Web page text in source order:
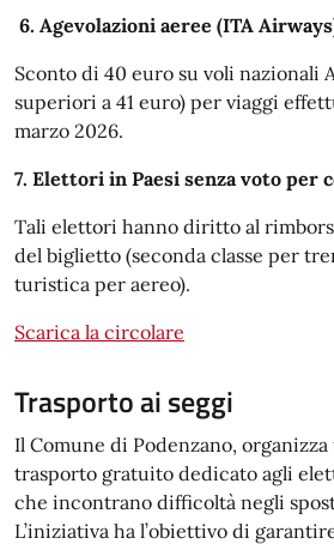
6. Agevolazioni aeree (ITA
Sconto di 40 euro su voli nazionali
superiori a 41 euro) per viaggi
marzo 2026.
7. Elettori in Paesi senza voto per
Tali elettori hanno diritto al
del biglietto (seconda classe per
turistica per aereo).
Scarica la circolare
Trasporto ai seggi
Il Comune di Podenzano,
trasporto gratuito dedicato agli
che incontrano difficoltà negli
L’iniziativa ha l’obiettivo di